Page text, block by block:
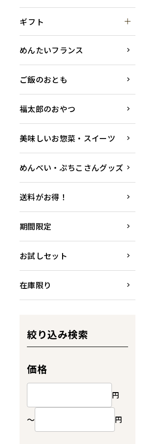
ギフト
めんたいフランス
ご飯のおとも
福太郎のおやつ
美味しいお惣菜・スイーツ
めんべい・ぷちこさんグッズ
送料がお得！
期間限定
お試しセット
在庫限り
絞り込み検索
価格
円
～ 円